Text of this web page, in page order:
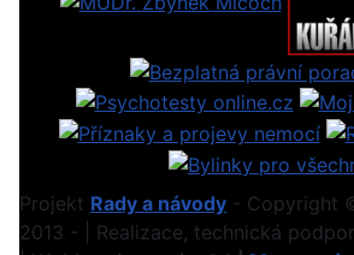
Projekt Rady a návody - Copyright
2013 - | Realizace, technická